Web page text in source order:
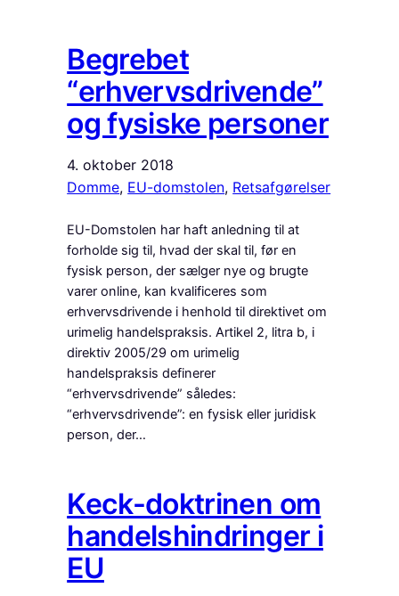
Begrebet
“erhvervsdrivende”
og fysiske personer
4. oktober 2018
Domme, EU-domstolen, Retsafgørelser
EU-Domstolen har haft anledning til at
forholde sig til, hvad der skal til, før en
fysisk person, der sælger nye og brugte
varer online, kan kvalificeres som
erhvervsdrivende i henhold til direktivet om
urimelig handelspraksis. Artikel 2, litra b, i
direktiv 2005/29 om urimelig
handelspraksis definerer
“erhvervsdrivende” således:
“erhvervsdrivende”: en fysisk eller juridisk
person, der…
Keck-doktrinen om
handelshindringer i
EU